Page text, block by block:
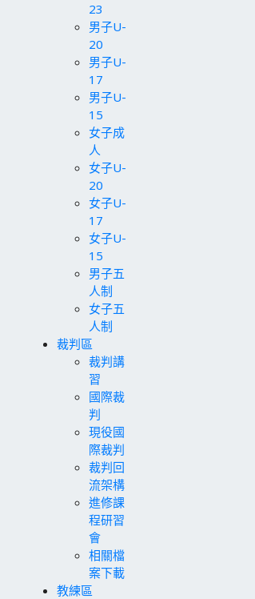
23
男子U-
20
男子U-
17
男子U-
15
女子成
人
女子U-
20
女子U-
17
女子U-
15
男子五
人制
女子五
人制
裁判區
裁判講
習
國際裁
判
現役國
際裁判
裁判回
流架構
進修課
程研習
會
相關檔
案下載
教練區